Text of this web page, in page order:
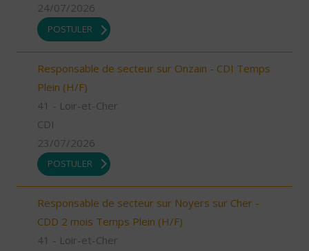
24/07/2026
POSTULER
Responsable de secteur sur Onzain - CDI Temps
Plein (H/F)
41 - Loir-et-Cher
CDI
23/07/2026
POSTULER
Responsable de secteur sur Noyers sur Cher -
CDD 2 mois Temps Plein (H/F)
41 - Loir-et-Cher